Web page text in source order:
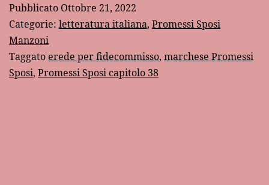
Don
il
buon
Pubblicato Ottobre 21, 2022
Categorie: letteratura italiana, Promessi Sposi
Manzoni
Taggato erede per fidecommisso, marchese Promessi
Sposi, Promessi Sposi capitolo 38